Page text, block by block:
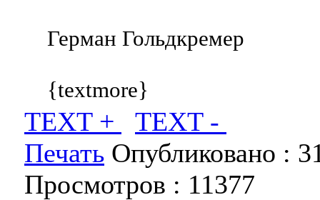
Герман Гольдкремер
{textmore}
TEXT +
TEXT -
Печать Опубликовано :
Просмотров : 11377